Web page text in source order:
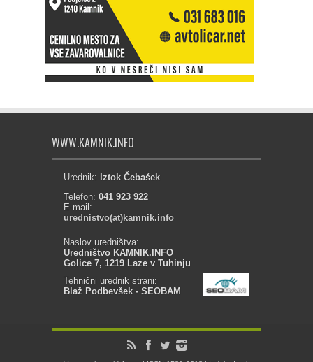
WWW.KAMNIK.INFO
Urednik: Iztok Čebašek
Telefon: 041 923 922
E-mail:
urednistvo(at)kamnik.info
Naslov uredništva:
Uredništvo KAMNIK.INFO
Golice 7, 1219 Laze v Tuhinju
Tehnični urednik strani:
Blaž Podbevšek - SEOBAM